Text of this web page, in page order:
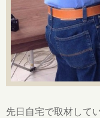
先日自宅で取材して